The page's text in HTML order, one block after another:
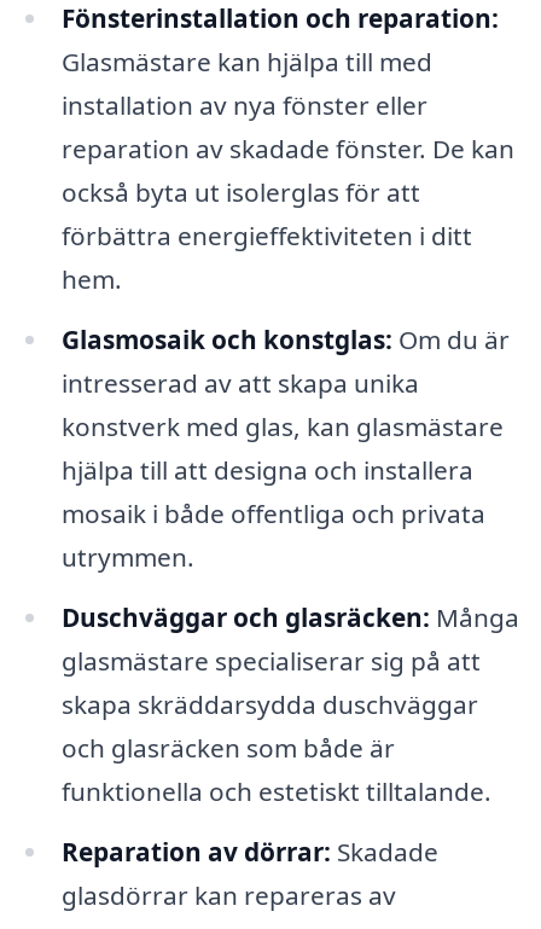
Fönsterinstallation och reparation:
Glasmästare kan hjälpa till med
installation av nya fönster eller
reparation av skadade fönster. De kan
också byta ut isolerglas för att
förbättra energieffektiviteten i ditt
hem.
Glasmosaik och konstglas: Om du är
intresserad av att skapa unika
konstverk med glas, kan glasmästare
hjälpa till att designa och installera
mosaik i både offentliga och privata
utrymmen.
Duschväggar och glasräcken: Många
glasmästare specialiserar sig på att
skapa skräddarsydda duschväggar
och glasräcken som både är
funktionella och estetiskt tilltalande.
Reparation av dörrar: Skadade
glasdörrar kan repareras av